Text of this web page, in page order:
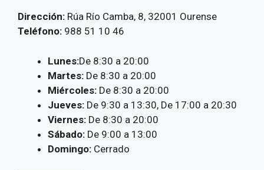
Dirección: Rúa Río Camba, 8, 32001 Ourense
Teléfono: 988 51 10 46
Lunes:De 8:30 a 20:00
Martes: De 8:30 a 20:00
Miércoles: De 8:30 a 20:00
Jueves: De 9:30 a 13:30, De 17:00 a 20:30
Viernes: De 8:30 a 20:00
Sábado: De 9:00 a 13:00
Domingo: Cerrado